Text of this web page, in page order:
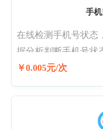
手
在线检测手机号状态
据分析判断手机号状
号、停机、流量卡、
不支持号段：14、16
误差，如需实时接
￥0.005元/次